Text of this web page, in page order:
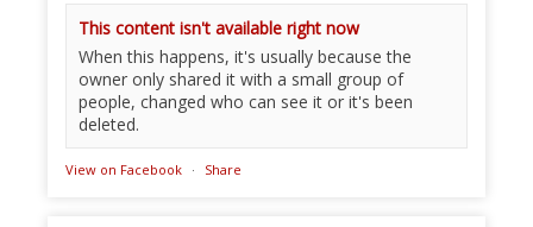
This content isn't available right now
When this happens, it's usually because the
owner only shared it with a small group of
people, changed who can see it or it's been
deleted.
View on Facebook · Share